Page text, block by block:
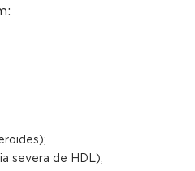
severa de HDL);